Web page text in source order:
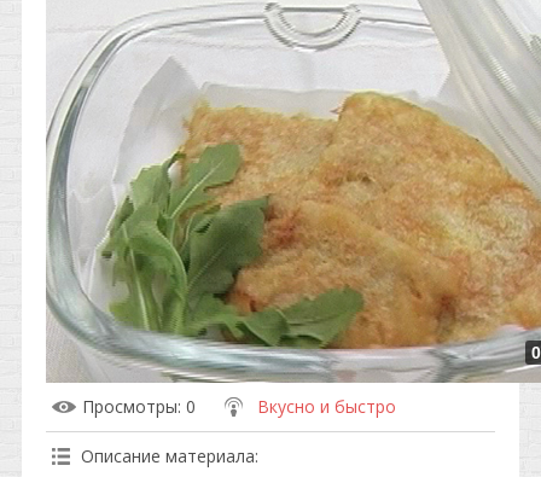
Просмотры: 0 Вкусно и быстро
Описание материала: